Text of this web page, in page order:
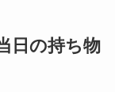
日の持ち物